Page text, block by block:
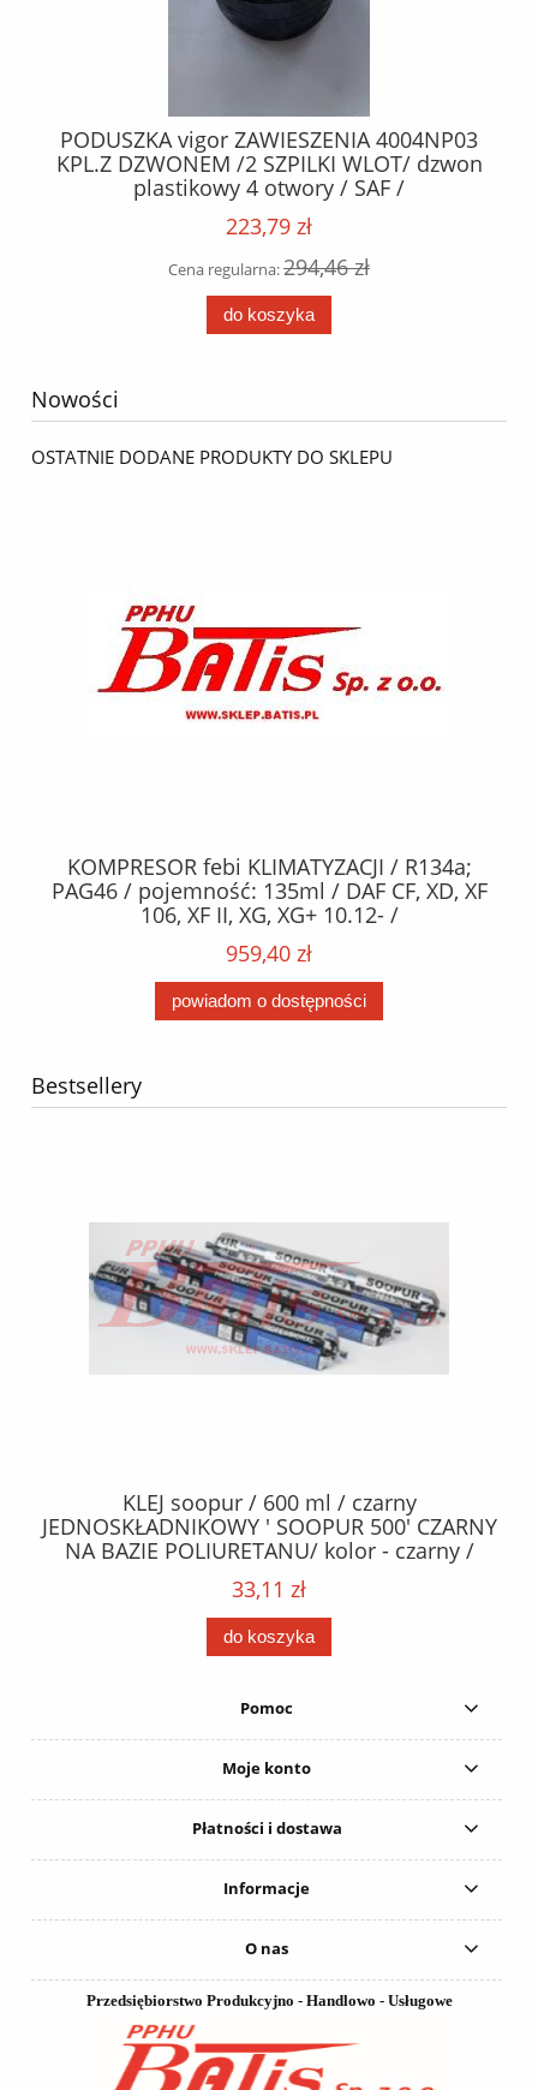
PODUSZKA vigor ZAWIESZENIA 4004NP03
KPL.Z DZWONEM /2 SZPILKI WLOT/ dzwon
plastikowy 4 otwory / SAF /
223,79 zł
Cena regularna:294,46 zł
do koszyka
Nowości
OSTATNIE DODANE PRODUKTY DO SKLEPU
KOMPRESOR febi KLIMATYZACJI / R134a;
PAG46 / pojemność: 135ml / DAF CF, XD, XF
106, XF II, XG, XG+ 10.12- /
959,40 zł
powiadom o dostępności
Bestsellery
KLEJ soopur / 600 ml / czarny
JEDNOSKŁADNIKOWY ' SOOPUR 500' CZARNY
NA BAZIE POLIURETANU/ kolor - czarny /
karton 20 szt. / pistolet do kleju 307730 /
33,11 zł
do koszyka
Pomoc
Moje konto
Płatności i dostawa
Informacje
O nas
Przedsiębiorstwo Produkcyjno - Handlowo - Usługowe